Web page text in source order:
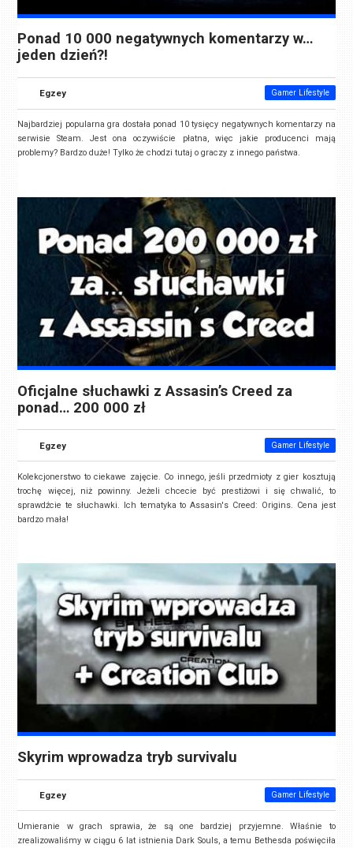
Ponad 10 000 negatywnych komentarzy w…
jeden dzień?!
Egzey Gamer Lifestyle
Najbardziej popularna gra dostała ponad 10 tysięcy negatywnych komentarzy na
serwisie Steam. Jest ona oczywiście płatna, więc jakie producenci mają
problemy? Bardzo duże! Tylko że chodzi tutaj o graczy z innego państwa.
Oficjalne słuchawki z Assasin’s Creed za
ponad… 200 000 zł
Egzey Gamer Lifestyle
Kolekcjonerstwo to ciekawe zajęcie. Co innego, jeśli przedmioty z gier kosztują
trochę więcej, niż powinny. Jeżeli chcecie być prestiżowi i się chwalić, to
sprawdźcie te słuchawki. Ich tematyka to Assasin's Creed: Origins. Cena jest
bardzo mała!
Skyrim wprowadza tryb survivalu
Egzey Gamer Lifestyle
Umieranie w grach sprawia, że są one bardziej przyjemne. Właśnie to
zrealizowaliśmy w ciągu 6 lat istnienia Dark Souls, a temu Bethesda poświęciła